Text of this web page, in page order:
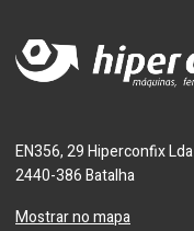
EN356, 29 Hiperconfix Lda
2440-386 Batalha
Mostrar no mapa